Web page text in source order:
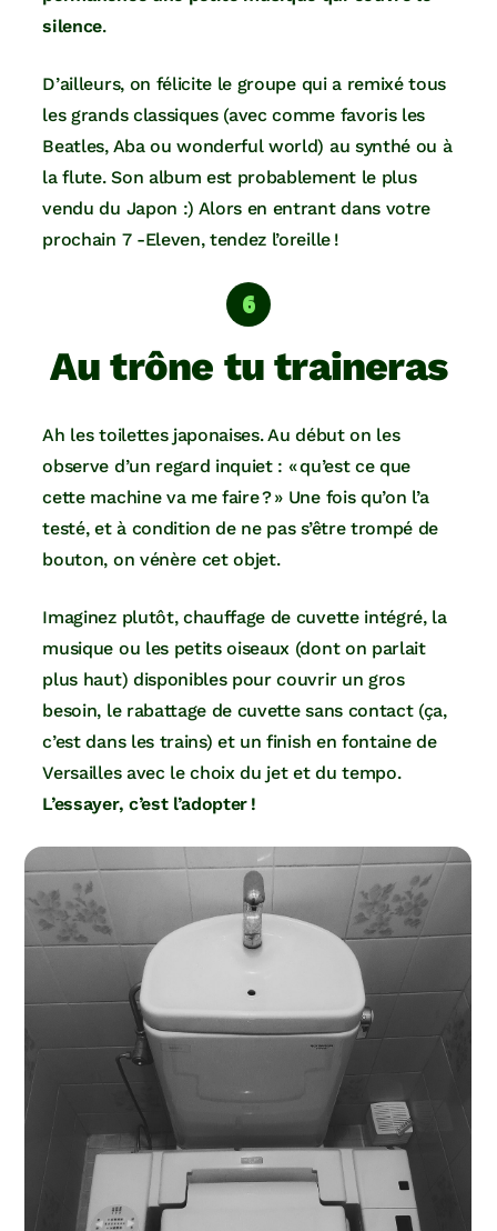
silence.
D’ailleurs, on félicite le groupe qui a remixé tous
les grands classiques (avec comme favoris les
Beatles, Aba ou wonderful world) au synthé ou à
la flute. Son album est probablement le plus
vendu du Japon :) Alors en entrant dans votre
prochain 7 -Eleven, tendez l’oreille !
Au trône tu traineras
Ah les toilettes japonaises. Au début on les
observe d’un regard inquiet : « qu’est ce que
cette machine va me faire ? » Une fois qu’on l’a
testé, et à condition de ne pas s’être trompé de
bouton, on vénère cet objet.
Imaginez plutôt, chauffage de cuvette intégré, la
musique ou les petits oiseaux (dont on parlait
plus haut) disponibles pour couvrir un gros
besoin, le rabattage de cuvette sans contact (ça,
c’est dans les trains) et un finish en fontaine de
Versailles avec le choix du jet et du tempo.
L’essayer, c’est l’adopter !